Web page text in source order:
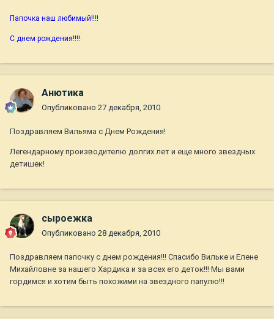
Папочка наш любимый!!!!
С днем рождения!!!!
Анютика
Опубликовано 27 декабря, 2010
Поздравляем Вильяма с Днем Рождения!
Легендарному производителю долгих лет и еще много звездных
детишек!
сыроежка
Опубликовано 28 декабря, 2010
Поздравляем папочку с днем рождения!!! Спасибо Вильке и Елене
Михайловне за нашего Хардика и за всех его деток!!! Мы вами
гордимся и хотим быть похожими на звездного папулю!!!